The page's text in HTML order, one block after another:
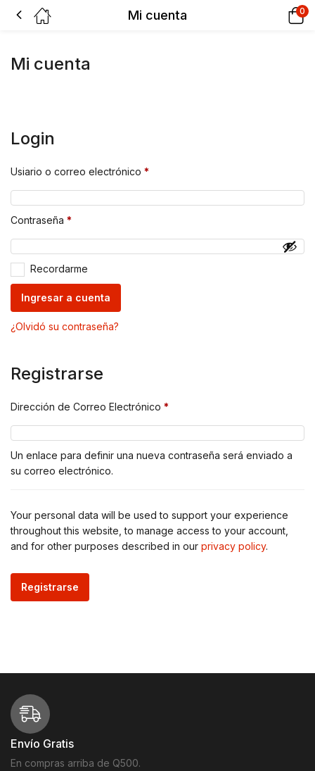
Mi cuenta 0
Mi cuenta
Login
Usiario o correo electrónico *
Contraseña *
Recordarme
Ingresar a cuenta
¿Olvidó su contraseña?
Registrarse
Dirección de Correo Electrónico *
Un enlace para definir una nueva contraseña será enviado a
su correo electrónico.
Your personal data will be used to support your experience
throughout this website, to manage access to your account,
and for other purposes described in our privacy policy.
Registrarse
Envío Gratis
En compras arriba de Q500.